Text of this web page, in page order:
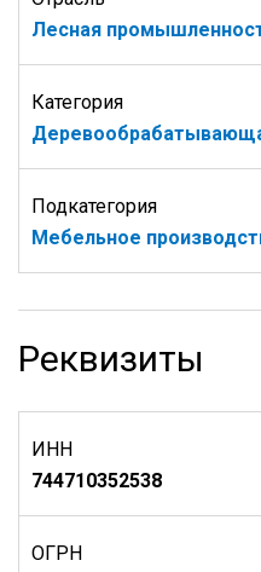
Лесная
Категория
Подкатегория
Мебельное
Реквизиты
ИНН
744710352538
ОГРН